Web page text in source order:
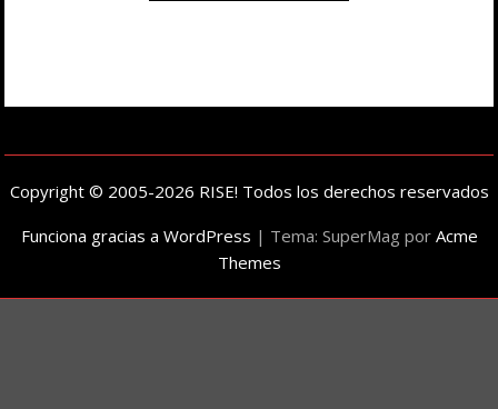
Copyright © 2005-2026 RISE! Todos los derechos reservados
Funciona gracias a WordPress | Tema: SuperMag por Acme
Themes